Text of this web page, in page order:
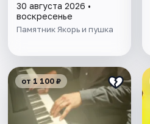
30 августа 2026 •
воскресенье
Памятник Якорь и пушка
от 1 100 ₽